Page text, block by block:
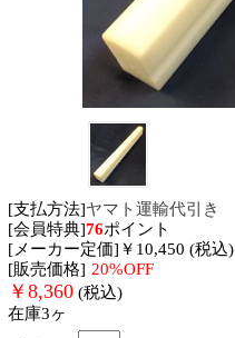
[支払方法]ヤマト運輸代引き
[会員特典]76ポイント
[メーカー定価]￥10,450 (税込)
[販売価格] 20%OFF
￥ 8,360 (税込)
在庫3ヶ